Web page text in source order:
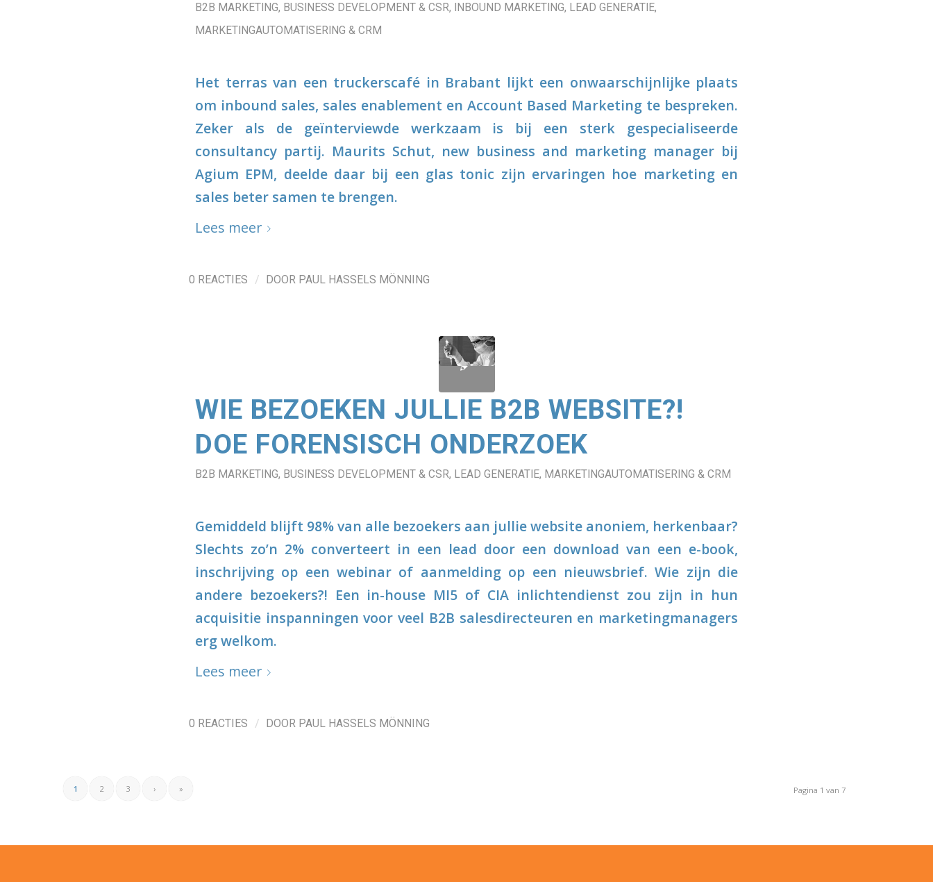
B2B MARKETING, BUSINESS DEVELOPMENT & CSR, INBOUND MARKETING, LEAD GENERATIE,
MARKETINGAUTOMATISERING & CRM
Het terras van een truckerscafé in Brabant lijkt een onwaarschijnlijke plaats
om inbound sales, sales enablement en Account Based Marketing te bespreken.
Zeker als de geïnterviewde werkzaam is bij een sterk gespecialiseerde
consultancy partij. Maurits Schut, new business and marketing manager bij
Agium EPM, deelde daar bij een glas tonic zijn ervaringen hoe marketing en
sales beter samen te brengen.
Lees meer
0 REACTIES / DOOR PAUL HASSELS MÖNNING
WIE BEZOEKEN JULLIE B2B WEBSITE?!
DOE FORENSISCH ONDERZOEK
B2B MARKETING, BUSINESS DEVELOPMENT & CSR, LEAD GENERATIE, MARKETINGAUTOMATISERING & CRM
Gemiddeld blijft 98% van alle bezoekers aan jullie website anoniem, herkenbaar?
Slechts zo’n 2% converteert in een lead door een download van een e-book,
inschrijving op een webinar of aanmelding op een nieuwsbrief. Wie zijn die
andere bezoekers?! Een in-house MI5 of CIA inlichtendienst zou zijn in hun
acquisitie inspanningen voor veel B2B salesdirecteuren en marketingmanagers
erg welkom.
Lees meer
0 REACTIES / DOOR PAUL HASSELS MÖNNING
Pagina 1 van 7
1 2 3 › »